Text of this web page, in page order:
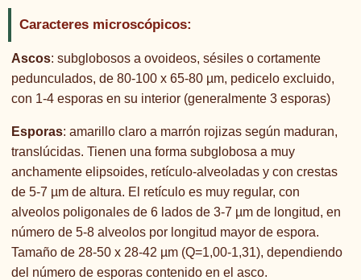
Caracteres microscópicos:
Ascos: subglobosos a ovoideos, sésiles o cortamente
pedunculados, de 80-100 x 65-80 µm, pedicelo excluido,
con 1-4 esporas en su interior (generalmente 3 esporas)
Esporas: amarillo claro a marrón rojizas según maduran,
translúcidas. Tienen una forma subglobosa a muy
anchamente elipsoides, retículo-alveoladas y con crestas
de 5-7 µm de altura. El retículo es muy regular, con
alveolos poligonales de 6 lados de 3-7 µm de longitud, en
número de 5-8 alveolos por longitud mayor de espora.
Tamaño de 28-50 x 28-42 µm (Q=1,00-1,31), dependiendo
del número de esporas contenido en el asco.